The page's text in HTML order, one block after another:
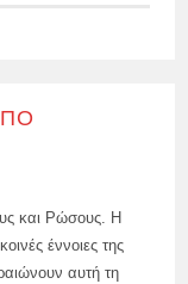
και Ρώσους. Η
έννοιες της
αυτή τη